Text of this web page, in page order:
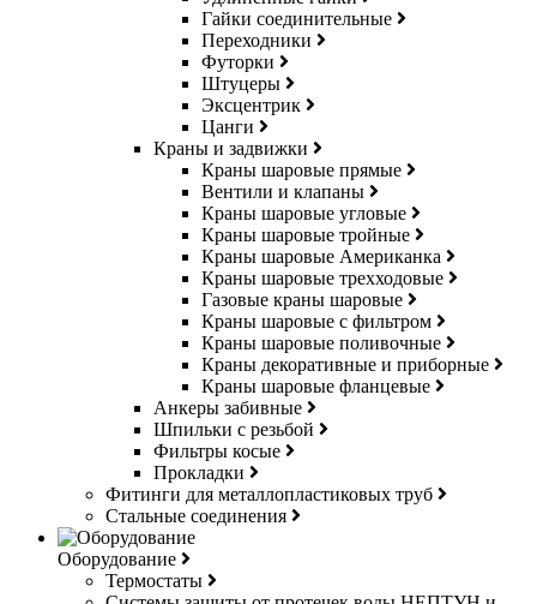
Гайки соединительные
Переходники
Футорки
Штуцеры
Эксцентрик
Цанги
Краны и задвижки
Краны шаровые прямые
Вентили и клапаны
Краны шаровые угловые
Краны шаровые тройные
Краны шаровые Американка
Краны шаровые трехходовые
Газовые краны шаровые
Краны шаровые с фильтром
Краны шаровые поливочные
Краны декоративные и приборные
Краны шаровые фланцевые
Анкеры забивные
Шпильки с резьбой
Фильтры косые
Прокладки
Фитинги для металлопластиковых труб
Стальные соединения
Оборудование
Термостаты